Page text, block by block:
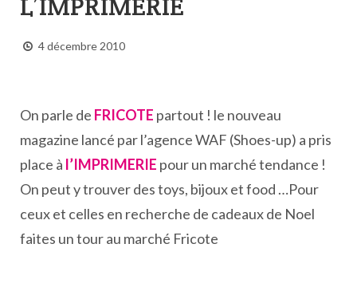
4 décembre 2010
On parle de FRICOTE partout ! le nouveau
magazine lancé par l’agence WAF (Shoes-up) a pris
place à l’IMPRIMERIE pour un marché tendance !
On peut y trouver des toys, bijoux et food …Pour
ceux et celles en recherche de cadeaux de Noel
faites un tour au marché Fricote